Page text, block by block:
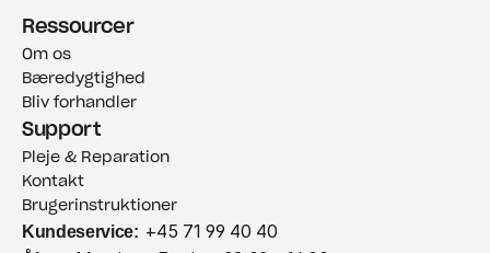
Ressourcer
Om os
Bæredygtighed
Bliv forhandler
Support
Pleje & Reparation
Kontakt
Brugerinstruktioner
Kundeservice: +45 71 99 40 40